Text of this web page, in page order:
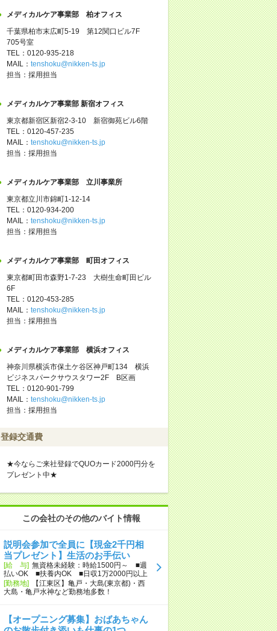
メディカルケア事業部 柏オフィス
千葉県柏市末広町5-19 第12関口ビル7F
705号室
TEL：0120-935-218
MAIL： tenshoku@nikken-ts.jp
担当：採用担当
メディカルケア事業部 新宿オフィス
東京都新宿区新宿2-3-10 新宿御苑ビル6階
TEL：0120-457-235
MAIL： tenshoku@nikken-ts.jp
担当：採用担当
メディカルケア事業部 立川事業所
東京都立川市錦町1-12-14
TEL：0120-934-200
MAIL： tenshoku@nikken-ts.jp
担当：採用担当
メディカルケア事業部 町田オフィス
東京都町田市森野1-7-23 大樹生命町田ビル
6F
TEL：0120-453-285
MAIL： tenshoku@nikken-ts.jp
担当：採用担当
メディカルケア事業部 横浜オフィス
神奈川県横浜市保土ケ谷区神戸町134 横浜
ビジネスパークサウスタワー2F B区画
TEL：0120-901-799
MAIL： tenshoku@nikken-ts.jp
担当：採用担当
登録交通費
★今ならご来社登録でQUOカード2000円分を
プレゼント中★
この会社のその他のバイト情報
説明会参加で全員に【現金2千円相
当プレゼント】生活のお手伝い
[給 与] 無資格未経験：時給1500円～ ■週
払いOK ■扶養内OK ■日収1万2000円以上
[勤務地]
【江東区】亀戸・大島(東京都)・西
大島・亀戸水神など勤務地多数！
【オープニング募集】おばあちゃん